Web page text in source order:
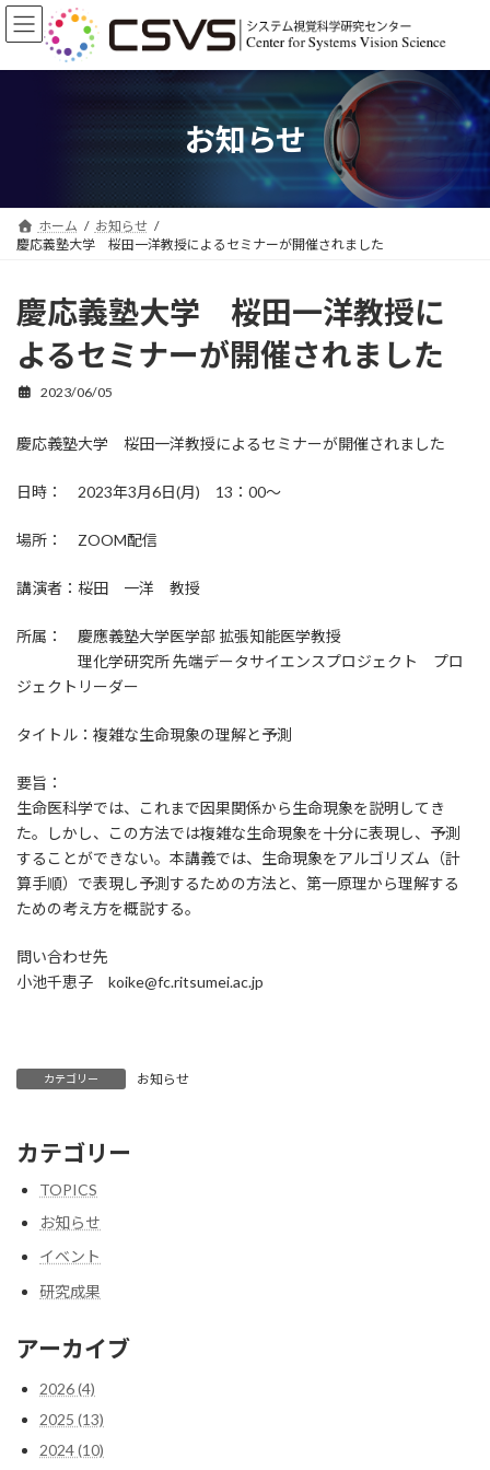
コ
ン
ン
プ
ナ
ビ
ー
動
お知らせ
ホーム
お知らせ
慶応義塾大学 桜田一洋教授によるセミナーが開催されました
慶応義塾大学 桜田一洋教授に
よるセミナーが開催されました
2023/06/05
慶応義塾大学 桜田一洋教授によるセミナーが開催されました
日時： 2023年3月6日(月) 13：00～
場所： ZOOM配信
講演者：桜田 一洋 教授
所属： 慶應義塾大学医学部 拡張知能医学教授
理化学研究所 先端データサイエンスプロジェクト プロ
ジェクトリーダー
タイトル：複雑な生命現象の理解と予測
要旨：
生命医科学では、これまで因果関係から生命現象を説明してき
た。しかし、この方法では複雑な生命現象を十分に表現し、予測
することができない。本講義では、生命現象をアルゴリズム（計
算手順）で表現し予測するための方法と、第一原理から理解する
ための考え方を概説する。
問い合わせ先
小池千恵子 koike@fc.ritsumei.ac.jp
カテゴリー お知らせ
カテゴリー
TOPICS
お知らせ
イベント
研究成果
アーカイブ
2026 (4)
2025 (13)
2024 (10)